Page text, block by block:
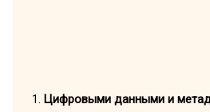
1. Цифровыми данными и